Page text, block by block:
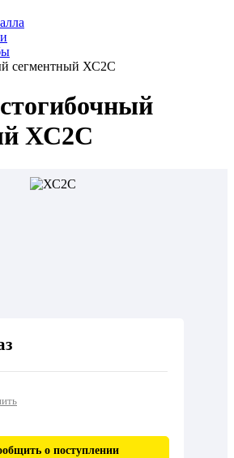
сегментный ХС2С
ХС2С
о поступлении